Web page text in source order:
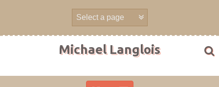
Michael Langlois